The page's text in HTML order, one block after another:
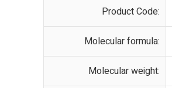
Product Code:
Molecular formula:
Molecular weight: